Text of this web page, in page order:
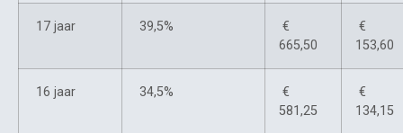
17 jaar 39,5%
€
665,50
€
153,60
16 jaar 34,5%
€
581,25
€
134,15